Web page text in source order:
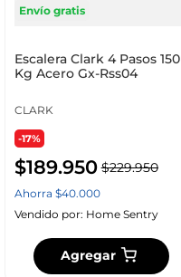
Envío gratis
Escalera Clark 4 Pasos 150
Kg Acero Gx-Rss04
CLARK
-17%
$189.950 $229.950
Ahorra $40.000
Vendido por: Home Sentry
Agregar